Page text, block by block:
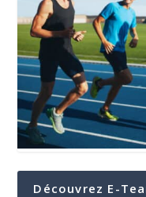
Découvrez E-